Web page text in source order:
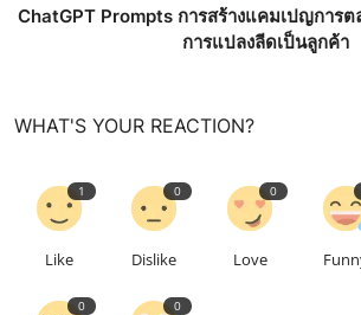
ChatGPT Prompts การสร้างแคมเปญการต
การแปลงลีดเป็นลูกค้า
WHAT'S YOUR REACTION?
1
Like
0
Dislike
0
Love
0 0